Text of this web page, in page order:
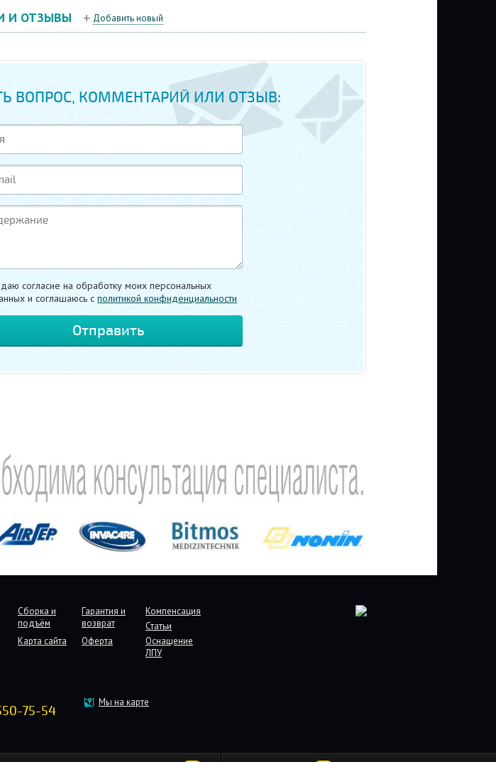
И ОТЗЫВЫ Добавить новый
ВОПРОС, КОММЕНТАРИЙ ИЛИ ОТЗЫВ:
согласие на обработку моих персональных
и соглашаюсь cполитикой конфиденциальности
Сборка и
подъём
Гарантия и
возврат
Компенсация
Статьи
Карта сайта Оферта
Оснащение
ЛПУ
75-54
Мы на карте